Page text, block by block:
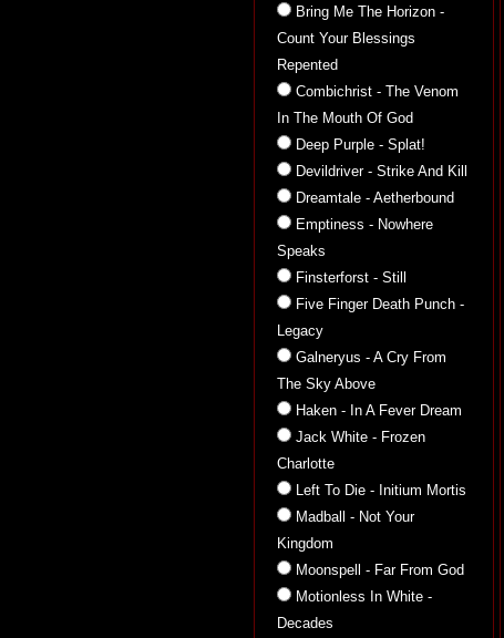
Bring Me The Horizon -
Count Your Blessings
Repented
Combichrist - The Venom
In The Mouth Of God
Deep Purple - Splat!
Devildriver - Strike And Kill
Dreamtale - Aetherbound
Emptiness - Nowhere
Speaks
Finsterforst - Still
Five Finger Death Punch -
Legacy
Galneryus - A Cry From
The Sky Above
Haken - In A Fever Dream
Jack White - Frozen
Charlotte
Left To Die - Initium Mortis
Madball - Not Your
Kingdom
Moonspell - Far From God
Motionless In White -
Decades